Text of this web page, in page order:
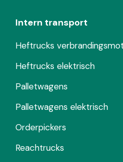
Intern transport
Heftrucks
Heftrucks elektrisch
Palletwagens
Palletwagens elektrisch
Orderpickers
Reachtrucks